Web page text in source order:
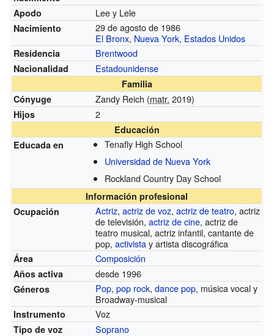
Apodo Lee y Lele
Nacimiento
29 de agosto de 1986
El Bronx, Nueva York, Estados Unidos
Residencia Brentwood
Nacionalidad Estadounidense
Familia
Cónyuge
Zandy Reich (matr. 2019)
Hijos 2
Educación
Educada en
Tenafly High School
Universidad de Nueva York
Rockland Country Day School
Información profesional
Ocupación
Actriz,actriz de voz,actriz de teatro, actriz
de televisión,actriz de cine, actriz de
teatro musical, actriz infantil, cantante de
pop,activistay artista discográfica
Área Composición
Años activa desde 1996
Géneros Pop,pop rock,dance pop, música vocal y
Broadway-musical
Instrumento Voz
Tipo de voz Soprano